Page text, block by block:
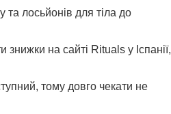
та лосьйонів для тіла до
знижки на сайті Rituals у Іспанії,
тому довго чекати не